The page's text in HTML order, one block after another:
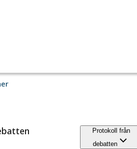
Protokoll från
debatten